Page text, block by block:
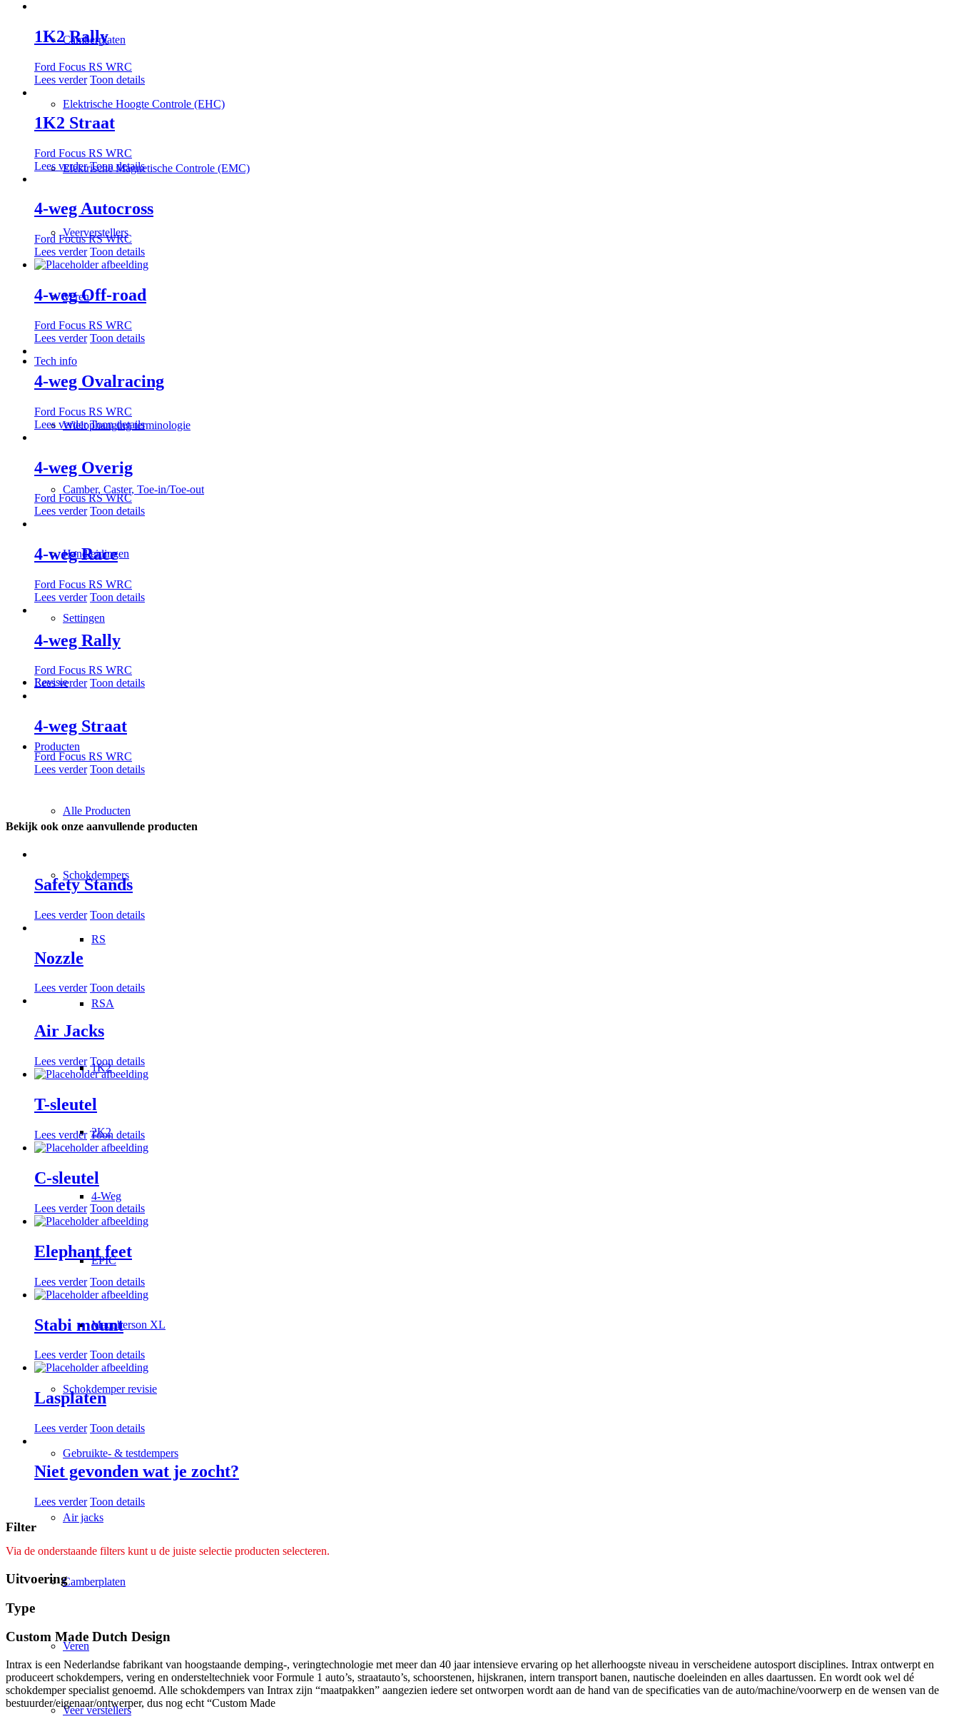
Camberplaten
Elektrische Hoogte Controle (EHC)
Elektrische Magnetische Controle (EMC)
Veerverstellers
Veren
Tech info
Wielophanging terminologie
Camber, Caster, Toe-in/Toe-out
Handleidingen
Settingen
Revisie
Producten
Alle Producten
Schokdempers
RS
RSA
1K2
2K2
4-Weg
EPIC
Macpherson XL
Schokdemper revisie
Gebruikte- & testdempers
Air jacks
Camberplaten
Veren
Veer verstellers
1K2 Rally
Ford Focus RS WRC
Lees verder Toon details
1K2 Straat
Ford Focus RS WRC
Lees verder Toon details
4-weg Autocross
Ford Focus RS WRC
Lees verder Toon details
4-weg Off-road
Ford Focus RS WRC
Lees verder Toon details
4-weg Ovalracing
Ford Focus RS WRC
Lees verder Toon details
4-weg Overig
Ford Focus RS WRC
Lees verder Toon details
4-weg Race
Ford Focus RS WRC
Lees verder Toon details
4-weg Rally
Ford Focus RS WRC
Lees verder Toon details
4-weg Straat
Ford Focus RS WRC
Lees verder Toon details
Bekijk ook onze aanvullende producten
Safety Stands
Lees verder Toon details
Nozzle
Lees verder Toon details
Air Jacks
Lees verder Toon details
T-sleutel
Lees verder Toon details
C-sleutel
Lees verder Toon details
Elephant feet
Lees verder Toon details
Stabi mount
Lees verder Toon details
Lasplaten
Lees verder Toon details
Niet gevonden wat je zocht?
Lees verder Toon details
Filter
Via de onderstaande filters kunt u de juiste selectie producten selecteren.
Uitvoering
Type
Custom Made Dutch Design
Intrax is een Nederlandse fabrikant van hoogstaande demping-, veringtechnologie met meer dan 40 jaar intensieve ervaring op het allerhoogste niveau in verscheidene autosport disciplines. Intrax ontwerpt en
produceert schokdempers, vering en ondersteltechniek voor Formule 1 auto’s, straatauto’s, schoorstenen, hijskranen, intern transport banen, nautische doeleinden en alles daartussen. En wordt ook wel dé
schokdemper specialist genoemd. Alle schokdempers van Intrax zijn “maatpakken” aangezien iedere set ontworpen wordt aan de hand van de specificaties van de auto/machine/voorwerp en de wensen van de
bestuurder/eigenaar/ontwerper, dus nog echt “Custom Made